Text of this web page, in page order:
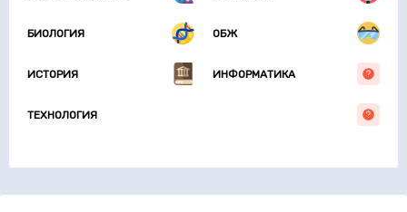
БИОЛОГИЯ ОБЖ
ИСТОРИЯ ИНФОРМАТИКА
ТЕХНОЛОГИЯ